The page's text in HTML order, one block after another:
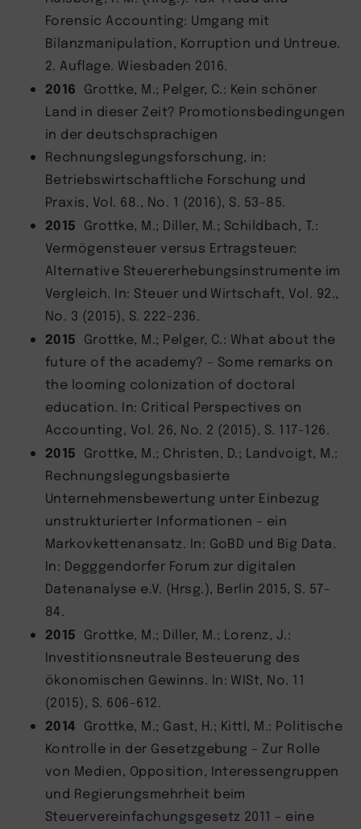
Forensic Accounting: Umgang mit
Bilanzmanipulation, Korruption und Untreue.
2. Auflage. Wiesbaden 2016.
2016 Grottke, M.; Pelger, C.: Kein schöner
Land in dieser Zeit? Promotionsbedingungen
in der deutschsprachigen
Rechnungslegungsforschung, in:
Betriebswirtschaftliche Forschung und
Praxis, Vol. 68., No. 1 (2016), S. 53-85.
2015 Grottke, M.; Diller, M.; Schildbach, T.:
Vermögensteuer versus Ertragsteuer:
Alternative Steuererhebungsinstrumente im
Vergleich. In: Steuer und Wirtschaft, Vol. 92.,
No. 3 (2015), S. 222-236.
2015 Grottke, M.; Pelger, C.: What about the
future of the academy? – Some remarks on
the looming colonization of doctoral
education. In: Critical Perspectives on
Accounting, Vol. 26, No. 2 (2015), S. 117-126.
2015 Grottke, M.; Christen, D.; Landvoigt, M.:
Rechnungslegungsbasierte
Unternehmensbewertung unter Einbezug
unstrukturierter Informationen – ein
Markovkettenansatz. In: GoBD und Big Data.
In: Degggendorfer Forum zur digitalen
Datenanalyse e.V. (Hrsg.), Berlin 2015, S. 57-
84.
2015 Grottke, M.; Diller, M.; Lorenz, J.:
Investitionsneutrale Besteuerung des
ökonomischen Gewinns. In: WISt, No. 11
(2015), S. 606-612.
2014 Grottke, M.; Gast, H.; Kittl, M.: Politische
Kontrolle in der Gesetzgebung – Zur Rolle
von Medien, Opposition, Interessengruppen
und Regierungsmehrheit beim
Steuervereinfachungsgesetz 2011 – eine